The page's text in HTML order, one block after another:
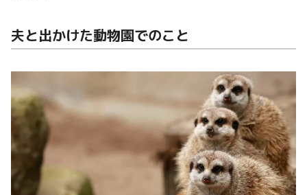
夫と出かけた動物園でのこと